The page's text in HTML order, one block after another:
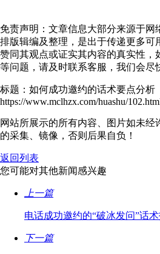
免责声明：文章信息大部分来源于网
排版辑编及整理，是出于传递更多可
赞同其观点或证实其内容的真实性，
等问题，请及时联系客服，我们会尽
标题：如何成功邀约的话术要点分析
https://www.mclhzx.com/huashu/
网站所展示的所有内容、图片如未
的采集、镜像，否则后果自负！
返回列表
您可能对其他新闻感兴趣
上一篇
电话成功邀约的“破冰发问”话
下一篇